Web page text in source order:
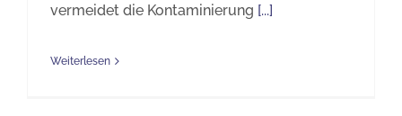
vermeidet die Kontaminierung [...]
Weiterlesen